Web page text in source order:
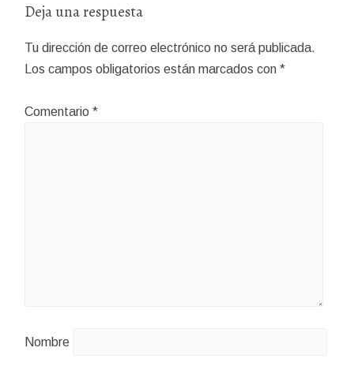
Deja una respuesta
Tu dirección de correo electrónico no será publicada.
Los campos obligatorios están marcados con*
Comentario*
Nombre